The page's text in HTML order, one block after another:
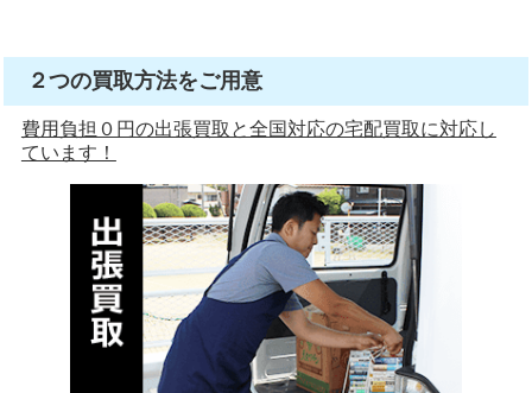
２つの買取方法をご用意
費用負担０円の出張買取と全国対応の宅配買取に対応し
ています！